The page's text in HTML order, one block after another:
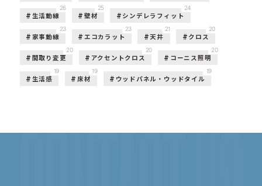
生活動線
26
壁材
25
シンデレラフィット
24
家事動線
23
エコカラット
23
天井
21
クロス
20
間取り変更
20
アクセントクロス
20
コーニス照明
20
生活感
19
床材
19
ウッドパネル・ウッドタイル
19